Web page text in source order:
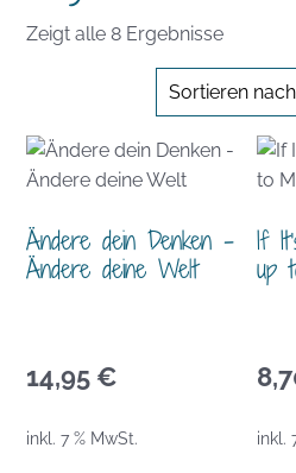
Zeigt alle 8 ErgebnisseNach
sortiert
Ändere dein Denken –
Ändere deine Welt
14,95 €
inkl. 7 % MwSt.
If
up
inkl.